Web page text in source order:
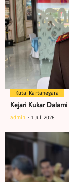
Kutai Kartanegara
Kejari Kukar
admin 1 Juli 2026